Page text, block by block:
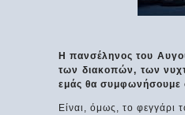
Η πανσέληνος του
των διακοπών, των
εμάς θα συμφωνήσουμε
Είναι, όμως, το φεγγάρι